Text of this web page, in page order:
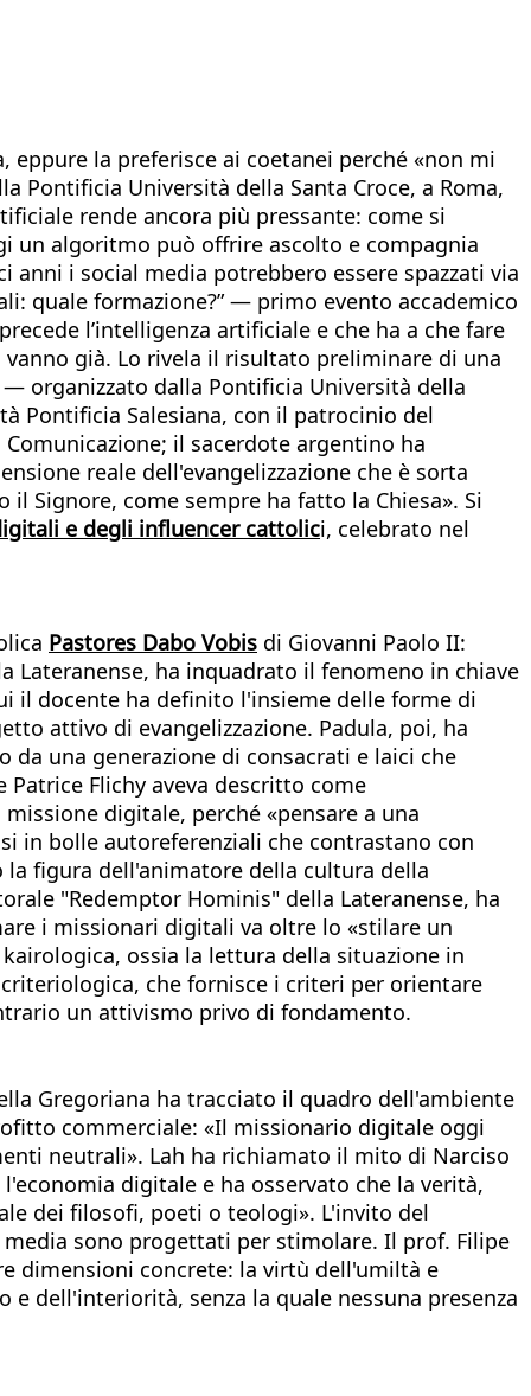
eppure la preferisce ai coetanei perché «non mi
Pontificia Università della Santa Croce, a Roma,
rende ancora più pressante: come si
un algoritmo può offrire ascolto e compagnia
i social media potrebbero essere spazzati via
quale formazione?” — primo evento accademico
l’intelligenza artificiale e che ha a che fare
già. Lo rivela il risultato preliminare di una
organizzato dalla Pontificia Università della
Pontificia Salesiana, con il patrocinio del
il sacerdote argentino ha
reale dell'evangelizzazione che è sorta
Signore, come sempre ha fatto la Chiesa». Si
e degli influencer cattolici, celebrato nel
Pastores Dabo Vobis di Giovanni Paolo II:
ha inquadrato il fenomeno in chiave
il docente ha definito l'insieme delle forme di
attivo di evangelizzazione. Padula, poi, ha
una generazione di consacrati e laici che
Flichy aveva descritto come
digitale, perché «pensare a una
in bolle autoreferenziali che contrastano con
la figura dell'animatore della cultura della
"Redemptor Hominis" della Lateranense, ha
i missionari digitali va oltre lo «stilare un
ossia la lettura della situazione in
che fornisce i criteri per orientare
un attivismo privo di fondamento.
Gregoriana ha tracciato il quadro dell'ambiente
commerciale: «Il missionario digitale oggi
neutrali». Lah ha richiamato il mito di Narciso
digitale e ha osservato che la verità,
dei filosofi, poeti o teologi». L'invito del
sono progettati per stimolare. Il prof. Filipe
dimensioni concrete: la virtù dell'umiltà e
dell'interiorità, senza la quale nessuna presenza